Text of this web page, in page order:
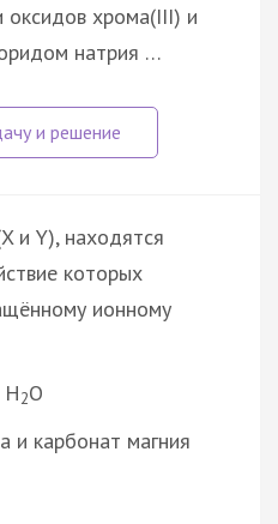
оксидов хрома(III) и
натрия …
и Y), находятся
которых
ионному
Н2О
и карбонат магния